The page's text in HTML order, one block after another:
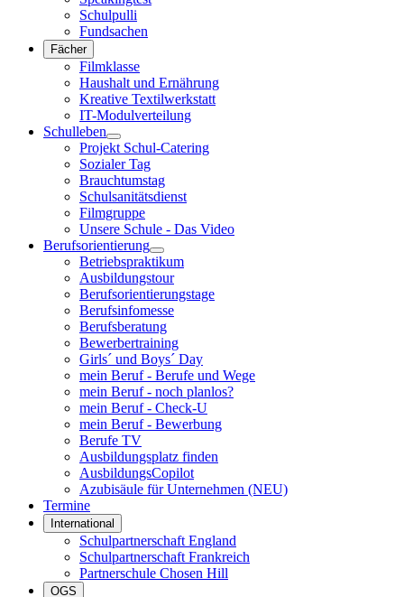
Schulpulli
Fundsachen
Fächer
Filmklasse
Haushalt und Ernährung
Kreative Textilwerkstatt
IT-Modulverteilung
Schulleben
Projekt Schul-Catering
Sozialer Tag
Brauchtumstag
Schulsanitätsdienst
Filmgruppe
Unsere Schule - Das Video
Berufsorientierung
Betriebspraktikum
Ausbildungstour
Berufsorientierungstage
Berufsinfomesse
Berufsberatung
Bewerbertraining
Girls´ und Boys´ Day
mein Beruf - Berufe und Wege
mein Beruf - noch planlos?
mein Beruf - Check-U
mein Beruf - Bewerbung
Berufe TV
Ausbildungsplatz finden
AusbildungsCopilot
Azubisäule für Unternehmen (NEU)
Termine
International
Schulpartnerschaft England
Schulpartnerschaft Frankreich
Partnerschule Chosen Hill
OGS